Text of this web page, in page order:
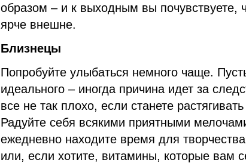
образом – и к выходным вы почувствуете,
ярче внешне.
Близнецы
Попробуйте улыбаться немного чаще.
идеального – иногда причина идет за
все не так плохо, если станете
Радуйте себя всякими приятными
ежедневно находите время для
или, если хотите, витамины, которые вам